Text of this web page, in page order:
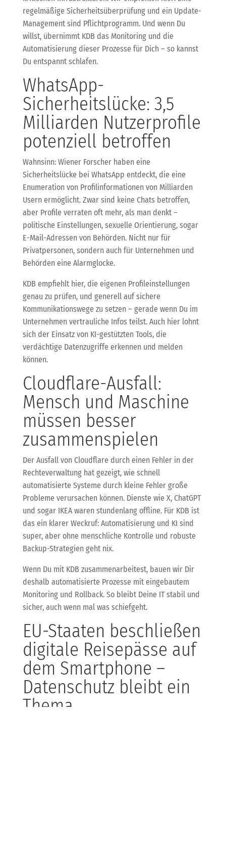
regelmäßige Sicherheitsüberprüfung und ein Update-
Management sind Pflichtprogramm. Und wenn Du
willst, übernimmt KDB das Monitoring und die
Automatisierung dieser Prozesse für Dich – so kannst
Du entspannt schlafen.
WhatsApp-
Sicherheitslücke: 3,5
Milliarden Nutzerprofile
potenziell betroffen
Wahnsinn: Wiener Forscher haben eine
Sicherheitslücke bei WhatsApp entdeckt, die eine
Enumeration von Profilinformationen von Milliarden
Usern ermöglicht. Zwar sind keine Chats betroffen,
aber Profile verraten oft mehr, als man denkt –
politische Einstellungen, sexuelle Orientierung, sogar
E-Mail-Adressen von Behörden. Nicht nur für
Privatpersonen, sondern auch für Unternehmen und
Behörden eine Alarmglocke.
KDB empfiehlt hier, die eigenen Profileinstellungen
genau zu prüfen, und generell auf sichere
Kommunikationswege zu setzen – gerade wenn Du im
Unternehmen vertrauliche Infos teilst. Auch hier lohnt
sich der Einsatz von KI-gestützten Tools, die
verdächtige Datenzugriffe erkennen und melden
können.
Cloudflare-Ausfall:
Mensch und Maschine
müssen besser
zusammenspielen
Der Ausfall von Cloudflare durch einen Fehler in der
Rechteverwaltung hat gezeigt, wie schnell
automatisierte Systeme durch kleine Fehler große
Probleme verursachen können. Dienste wie X, ChatGPT
und sogar IKEA waren stundenlang offline. Für KDB ist
das ein klarer Weckruf: Automatisierung und KI sind
super, aber ohne menschliche Kontrolle und robuste
Backup-Strategien geht nix.
Wenn Du mit KDB zusammenarbeitest, bauen wir Dir
deshalb automatisierte Prozesse mit eingebautem
Monitoring und Rollback. So bleibt Deine IT stabil und
sicher, auch wenn mal was schiefgeht.
EU-Staaten beschließen
digitale Reisepässe auf
dem Smartphone –
Datenschutz bleibt ein
Thema